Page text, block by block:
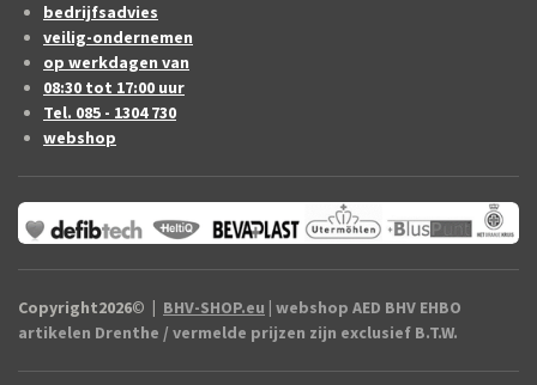
bedrijfsadvies
veilig-ondernemen
op werkdagen van
08:30 tot 17:00 uur
Tel. 085 - 1304 730
webshop
Copyright2026© | BHV-SHOP.eu | webshop AED BHV EHBO
artikelen Drenthe / vermelde prijzen zijn exclusief B.T.W.